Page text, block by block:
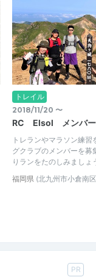
トレイル
2018/11/20 〜
RC Elsol メンバー
トレランやマラソン練
グクラブのメンバーを募
りランをたのしみましょ
福岡県 (北九州市小倉南
PR